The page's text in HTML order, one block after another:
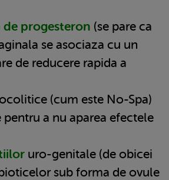
progesteron (se pare ca
se asociaza cu un
de reducere rapida a
(cum este No-Spa)
a nu aparea efectele
uro-genitale (de obicei
sub forma de ovule